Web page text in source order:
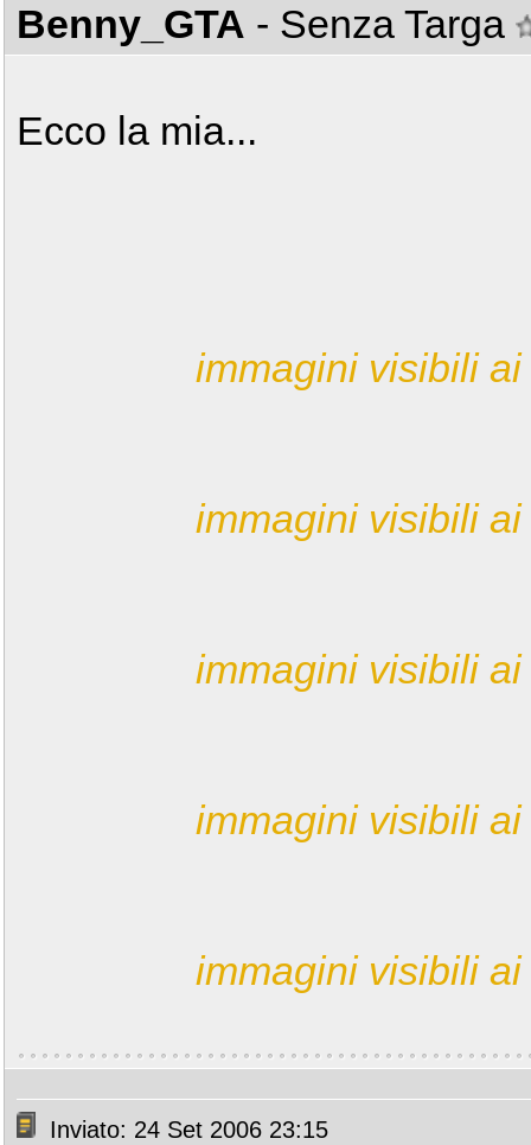
Benny_GTA - Senza Targa
Ecco la mia...
immagini visibili
immagini visibili
immagini visibili
immagini visibili
immagini visibili
Inviato: 24 Set 2006 23:15